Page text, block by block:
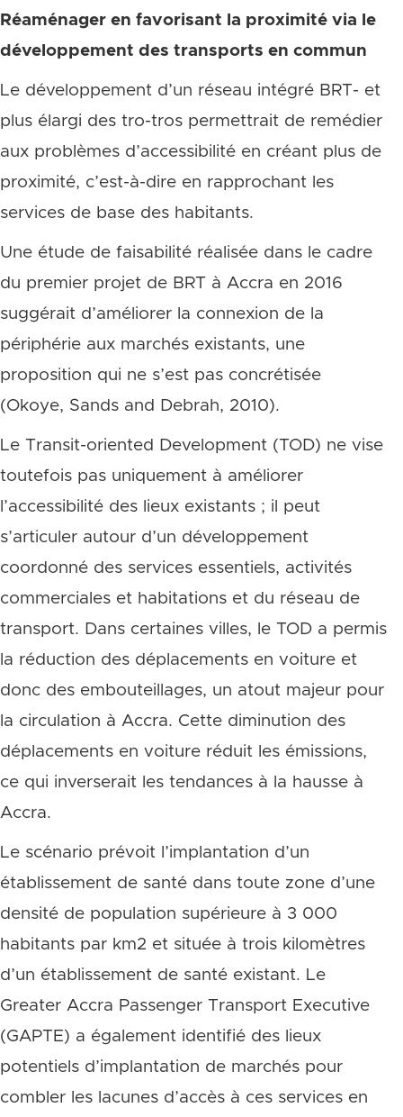
Réaménager en favorisant la proximité via le
développement des transports en commun
Le développement d’un réseau intégré BRT- et
plus élargi des tro-tros permettrait de remédier
aux problèmes d’accessibilité en créant plus de
proximité, c’est-à-dire en rapprochant les
services de base des habitants.
Une étude de faisabilité réalisée dans le cadre
du premier projet de BRT à Accra en 2016
suggérait d’améliorer la connexion de la
périphérie aux marchés existants, une
proposition qui ne s’est pas concrétisée
(Okoye, Sands and Debrah, 2010).
Le Transit-oriented Development (TOD) ne vise
toutefois pas uniquement à améliorer
l’accessibilité des lieux existants ; il peut
s’articuler autour d’un développement
coordonné des services essentiels, activités
commerciales et habitations et du réseau de
transport. Dans certaines villes, le TOD a permis
la réduction des déplacements en voiture et
donc des embouteillages, un atout majeur pour
la circulation à Accra. Cette diminution des
déplacements en voiture réduit les émissions,
ce qui inverserait les tendances à la hausse à
Accra.
Le scénario prévoit l’implantation d’un
établissement de santé dans toute zone d’une
densité de population supérieure à 3 000
habitants par km2 et située à trois kilomètres
d’un établissement de santé existant. Le
Greater Accra Passenger Transport Executive
(GAPTE) a également identifié des lieux
potentiels d’implantation de marchés pour
combler les lacunes d’accès à ces services en